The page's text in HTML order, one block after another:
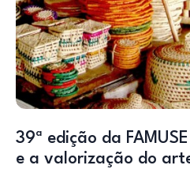
39ª edição da
e a valorização do